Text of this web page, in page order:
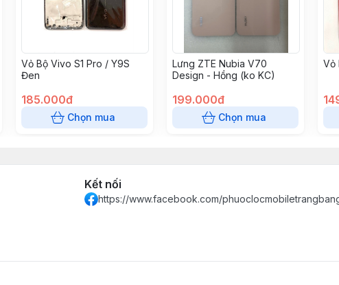
Vỏ Bộ Vivo S1 Pro / Y9S
Đen
185.000đ
Chọn mua
Lưng ZTE Nubia V70
Design - Hồng (ko KC)
199.000đ
Chọn mua
Vỏ
Kết nối
https://www.facebook.com/